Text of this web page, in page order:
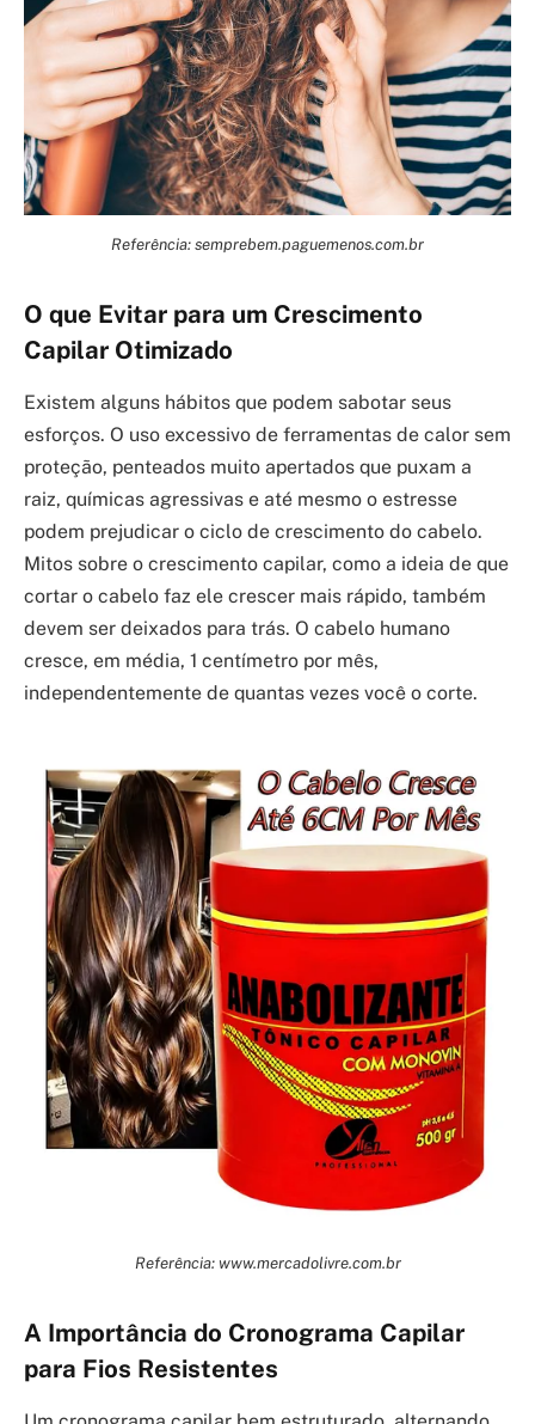
Referência: semprebem.paguemenos.com.br
O que Evitar para um Crescimento
Capilar Otimizado
Existem alguns hábitos que podem sabotar seus
esforços. O uso excessivo de ferramentas de calor sem
proteção, penteados muito apertados que puxam a
raiz, químicas agressivas e até mesmo o estresse
podem prejudicar o ciclo de crescimento do cabelo.
Mitos sobre o crescimento capilar, como a ideia de que
cortar o cabelo faz ele crescer mais rápido, também
devem ser deixados para trás. O cabelo humano
cresce, em média, 1 centímetro por mês,
independentemente de quantas vezes você o corte.
Referência: www.mercadolivre.com.br
A Importância do Cronograma Capilar
para Fios Resistentes